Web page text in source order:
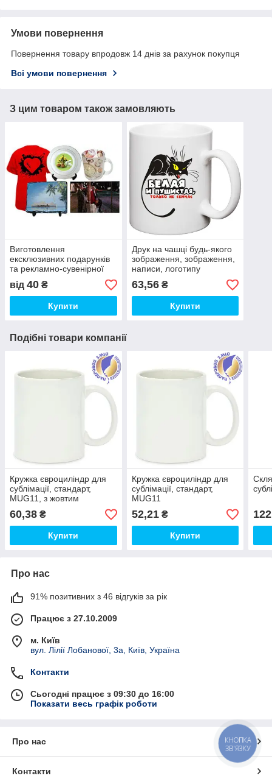
Умови повернення
Повернення товару впродовж 14 днів за рахунок покупця
Всі умови повернення
З цим товаром також замовляють
Виготовлення
ексклюзивних подарунків
та рекламно-сувенірної
продукції (друк на чашках,
футболках і т. д)
від 40 ₴
Купити
Друк на чашці будь-якого
зображення, зображення,
написи, логотипу
63,56₴
Купити
Подібні товари компанії
Кружка євроциліндр для
сублімації, стандарт,
MUG11, з жовтим
Змій"
60,38 ₴
Купити
Кружка євроциліндр для
сублімації, стандарт,
MUG11
52,21₴
Купити
Про нас
91% позитивних з 46 відгуків за рік
Працює з 27.10.2009
м. Київ
вул. Лілії Лобанової, 3а, Київ, Україна
Контакти
Сьогодні працює з 09:30 до 16:00
Показати весь графік роботи
Про нас
Контакти
КНОПКА
ЗВ'ЯЗКУ